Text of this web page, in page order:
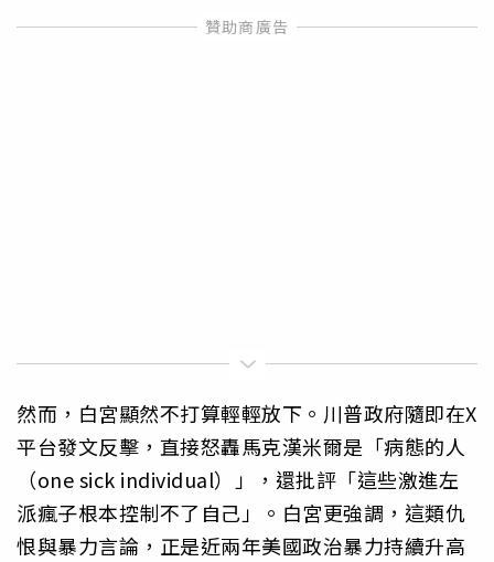
然而，白宮顯然不打算輕輕放下。川普政府隨即在X
平台發文反擊，直接怒轟馬克漢米爾是「病態的人
（one sick individual）」，還批評「這些激進左
派瘋子根本控制不了自己」。白宮更強調，這類仇
恨與暴力言論，正是近兩年美國政治暴力持續升高